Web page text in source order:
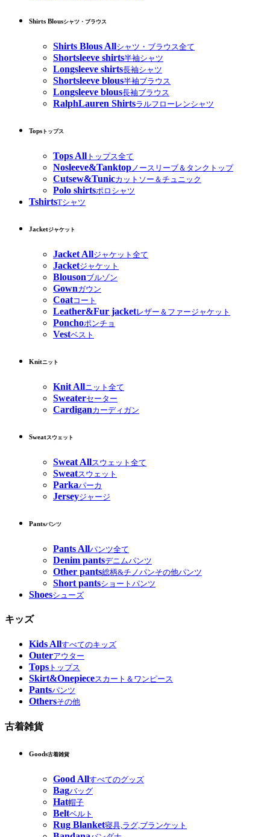
Shirts Blousシャツ・ブラウス
Shirts Blous Allシャツ・ブラウス全て
Shortsleeve shirts半袖シャツ
Longsleeve shirts長袖シャツ
Shortsleeve blous半袖ブラウス
Longsleeve blous長袖ブラウス
RalphLauren Shirtsラルフローレンシャツ
Tops トップス
Tops All トップス全て
Nosleeve&Tanktop ノースリーブ＆タンクトップ
Cutsew&Tunicカットソー＆チュニック
Polo shirtsポロシャツ
TshirtsTシャツ
Jacketジャケット
Jacket Allジャケット全て
Jacketジャケット
Blousonブルゾン
Gownガウン
Coatコート
Leather&Fur jacketレザー＆ファージャケット
Ponchoポンチョ
Vestベスト
Knitニット
Knit Allニット全て
Sweaterセーター
Cardiganカーディガン
Sweatスウェット
Sweat Allスウェット全て
Sweatスウェット
Parkaパーカ
Jerseyジャージ
Pantsパンツ
Pants Allパンツ全て
Denim pantsデニムパンツ
Other pants総柄&チノパンその他パンツ
Short pantsショートパンツ
Shoesシューズ
キッズ
Kids Allすべてのキッズ
Outerアウター
Tops トップス
Skirt&Onepieceスカート＆ワンピース
Pantsパンツ
Othersその他
古着雑貨
Goods古着雑貨
Good Allすべてのグッズ
Bagバッグ
Hat帽子
Beltベルト
Rug Blanket寝具,ラグ,ブランケット